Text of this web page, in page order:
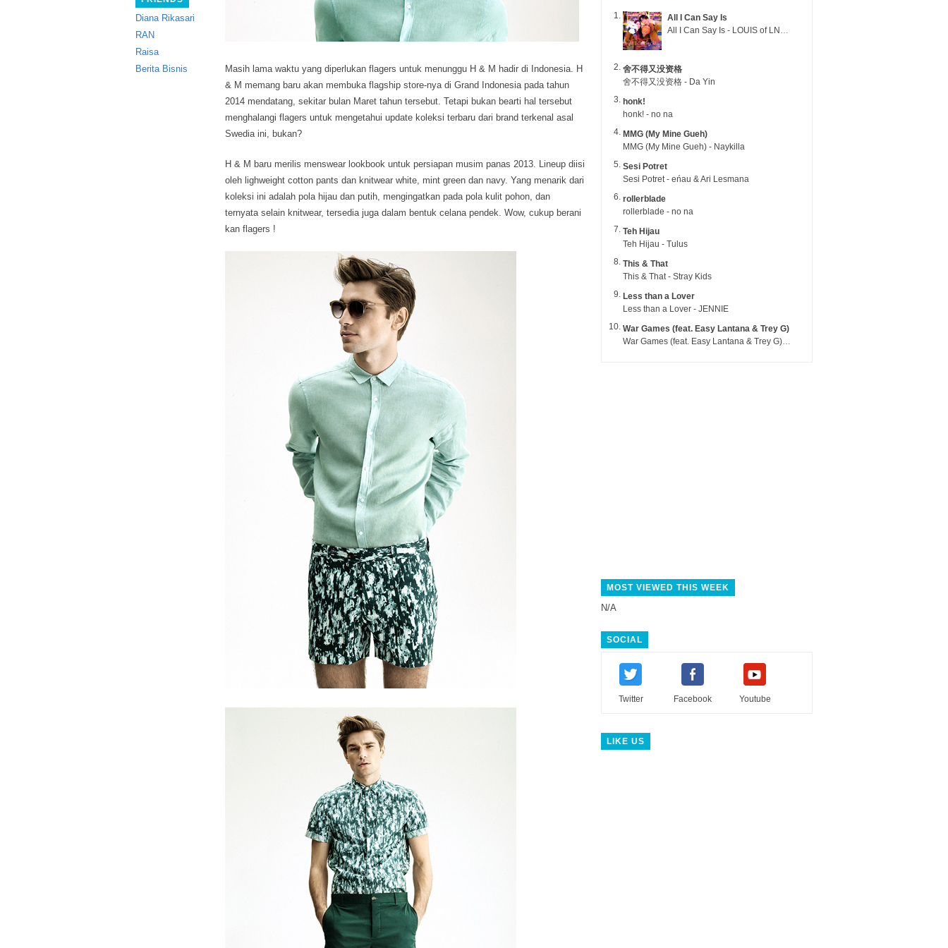
Diana Rikasari
RAN
Raisa
Berita Bisnis
Masih lama waktu yang diperlukan flagers untuk menunggu H & M hadir di Indonesia. H
& M memang baru akan membuka flagship store-nya di Grand Indonesia pada tahun
2014 mendatang, sekitar bulan Maret tahun tersebut. Tetapi bukan bearti hal tersebut
menghalangi flagers untuk mengetahui update koleksi terbaru dari brand terkenal asal
Swedia ini, bukan?
H & M baru merilis menswear lookbook untuk persiapan musim panas 2013. Lineup diisi
oleh lighweight cotton pants dan knitwear white, mint green dan navy. Yang menarik dari
koleksi ini adalah pola hijau dan putih, mengingatkan pada pola kulit pohon, dan
ternyata selain knitwear, tersedia juga dalam bentuk celana pendek. Wow, cukup berani
kan flagers !
All I Can Say Is
All I Can Say Is - LOUIS of LNGSHOT
舍不得又没资格
舍不得又没资格 - Da Yin
honk!
honk! - no na
MMG (My Mine Gueh)
MMG (My Mine Gueh) - Naykilla
Sesi Potret
Sesi Potret - eńau & Ari Lesmana
rollerblade
rollerblade - no na
Teh Hijau
Teh Hijau - Tulus
This & That
This & That - Stray Kids
Less than a Lover
Less than a Lover - JENNIE
War Games (feat. Easy Lantana & Trey G)
War Games (feat. Easy Lantana & Trey G) - Trub
MOST VIEWED THIS WEEK
N/A
SOCIAL
Twitter Facebook Youtube
LIKE US